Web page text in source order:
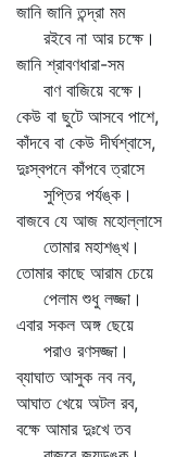
জানি জানি তন্দ্রা মম
রইবে না আর চক্ষে।
জানি শ্রাবণধারা-সম
বাণ বাজিয়ে বক্ষে।
কেউ বা ছুটে আসবে পাশে,
কাঁদবে বা কেউ দীর্ঘশ্বাসে,
দুঃস্বপনে কাঁপবে ত্রাসে
সুপ্তির পর্যঙ্ক।
বাজবে যে আজ মহোল্লাসে
তোমার মহাশঙ্খ।
তোমার কাছে আরাম চেয়ে
পেলাম শুধু লজ্জা।
এবার সকল অঙ্গ ছেয়ে
পরাও রণসজ্জা।
ব্যাঘাত আসুক নব নব,
আঘাত খেয়ে অটল রব,
বক্ষে আমার দুঃখে তব